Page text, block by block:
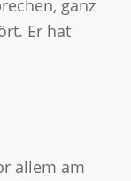
ganz
Er hat
allem am